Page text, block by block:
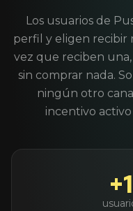
Los usuarios de
perfil y eligen recibir
vez que reciben
sin comprar nada.
ningún otro
incentivo